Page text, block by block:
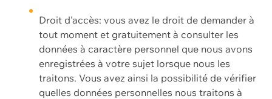
Droit d'accès: vous avez le droit de demander à
tout moment et gratuitement à consulter les
données à caractère personnel que nous avons
enregistrées à votre sujet lorsque nous les
traitons. Vous avez ainsi la possibilité de vérifier
quelles données personnelles nous traitons à